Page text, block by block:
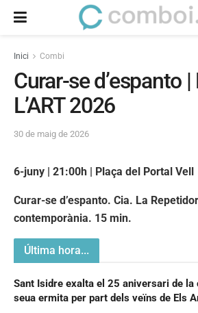
Inici Combi
Curar-se d’espanto |
L’ART 2026
30 de maig de 2026
6-juny | 21:00h | Plaça del Portal Vell
Curar-se d’espanto. Cia. La
contemporània. 15 min.
Última hora...
Sant Isidre exalta el 25 aniversari de la
seua ermita per part dels veïns de Els